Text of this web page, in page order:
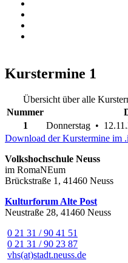
Kurstermine 1
Übersicht über alle
Nummer
1
Donnerstag •
Download der Kurstermine im
Volkshochschule Neuss
im RomaNEum
Brückstraße 1, 41460 Neuss
Kulturforum Alte Post
Neustraße 28, 41460 Neuss
0 21 31 / 90 41 51
0 21 31 / 90 23 87
vhs(at)stadt.neuss.de